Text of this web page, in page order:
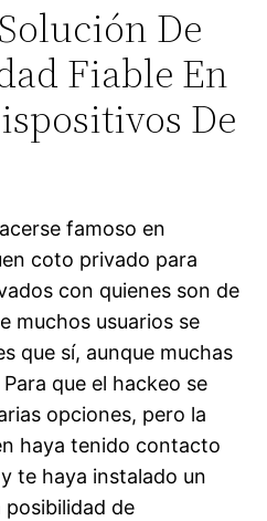
De
Fiable En
De
famoso en
coto privado para
con quienes son de
muchos usuarios se
que sí, aunque muchas
que el hackeo se
opciones, pero la
haya tenido contacto
te haya instalado un
de